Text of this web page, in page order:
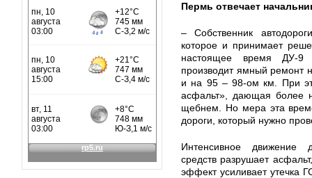
Пермь отвечает
– Собственник
которое и принимает
настоящее время ДУ-9
производит ямный ремонт
и на 95 – 98-ом км. При
асфальт», дающая более
щебнем. Но мера эта
дороги, который нужно
Интенсивное движение
средств разрушает
эффект усиливает утечка